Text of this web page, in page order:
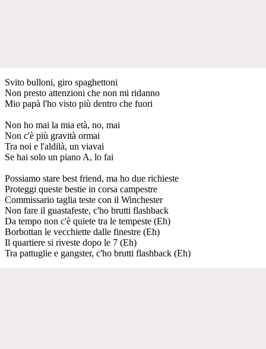
Svito bulloni, giro spaghettoni
Non presto attenzioni che non mi ridanno
Mio papà l'ho visto più dentro che fuori
Non ho mai la mia età, no, mai
Non c'è più gravità ormai
Tra noi e l'aldilà, un viavai
Se hai solo un piano A, lo fai
Possiamo stare best friend, ma ho due richieste
Proteggi queste bestie in corsa campestre
Commissario taglia teste con il Winchester
Non fare il guastafeste, c'ho brutti flashback
Da tempo non c'è quiete tra le tempeste (Eh)
Borbottan le vecchiette dalle finestre (Eh)
Il quartiere si riveste dopo le 7 (Eh)
Tra pattuglie e gangster, c'ho brutti flashback (Eh)